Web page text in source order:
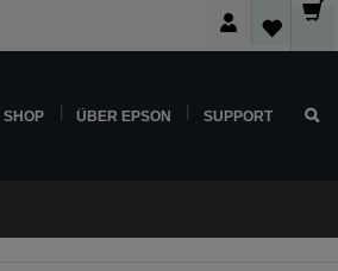
SHOP ÜBER EPSON SUPPORT